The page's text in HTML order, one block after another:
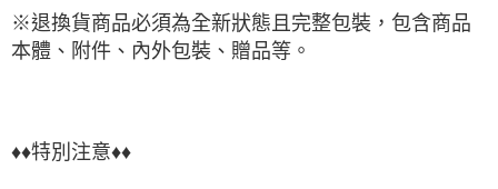
※退換貨商品必須為全新狀態且完整包裝，包含商品
本體、附件、內外包裝、贈品等。
♦♦特別注意♦♦